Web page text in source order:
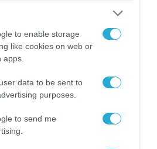
to enable storage
like cookies on web or
data to be sent to
purposes.
to send me